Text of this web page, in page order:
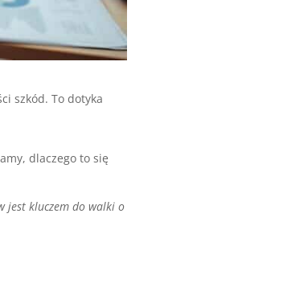
szkód. To dotyka
dlaczego to się
jest kluczem do walki o